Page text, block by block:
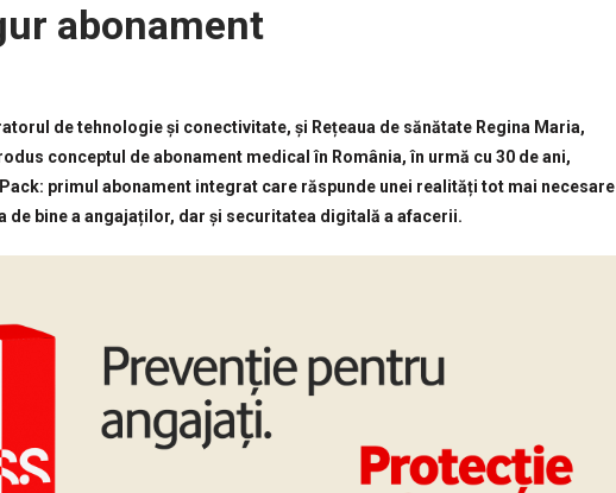
abonament
de tehnologie și conectivitate, și Rețeaua de sănătate Regina Maria,
conceptul de abonament medical în România, în urmă cu 30 de ani,
primul abonament integrat care răspunde unei realități tot mai necesare
de bine a angajaților, dar și securitatea digitală a afacerii.